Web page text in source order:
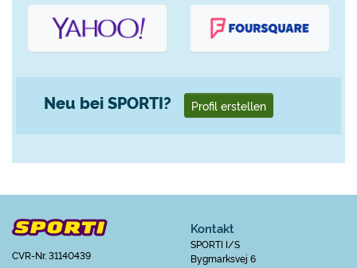
Neu bei SPORTI? Profil erstellen
CVR-Nr. 31140439
Kontakt
SPORTI I/S
Bygmarksvej 6